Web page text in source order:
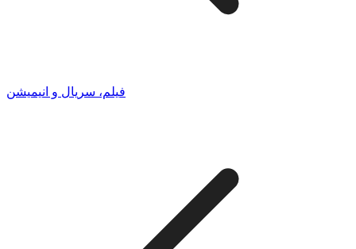
فیلم، سریال و انیمیشن